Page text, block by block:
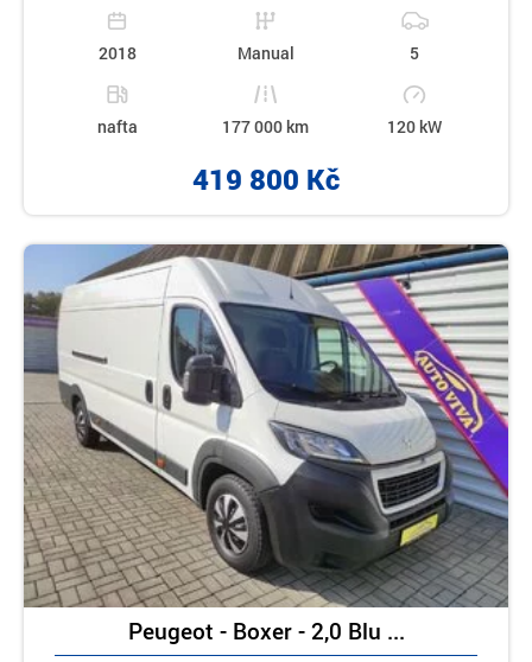
2018 Manual 5
nafta 177 000 km 120 kW
419 800 Kč
Peugeot - Boxer - 2,0 Blu ...